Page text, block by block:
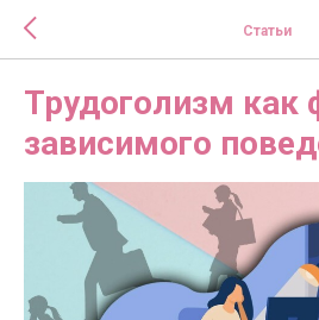
Статьи
Трудоголизм как
зависимого